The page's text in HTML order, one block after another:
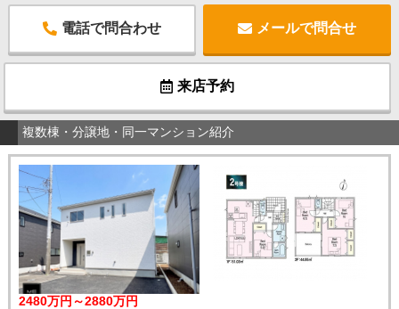
電話で問合わせ メールで問合せ
来店予約
複数棟・分譲地・同一マンション紹介
2480万円～2880万円